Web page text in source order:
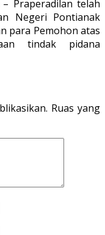
– Praperadilan telah
Negeri Pontianak
para Pemohon atas
tindak pidana
Ruas yang